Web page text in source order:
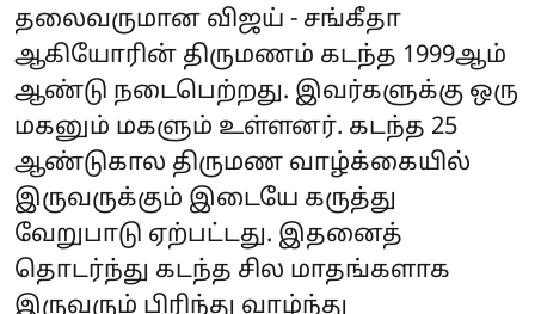
தலைவருமான விஜய் - சங்கீதா
ஆகியோரின் திருமணம் கடந்த 1999ஆம்
ஆண்டு நடைபெற்றது. இவர்களுக்கு ஒரு
மகனும் மகளும் உள்ளனர். கடந்த 25
ஆண்டுகால திருமண வாழ்க்கையில்
இருவருக்கும் இடையே கருத்து
வேறுபாடு ஏற்பட்டது. இதனைத்
தொடர்ந்து கடந்த சில மாதங்களாக
இருவரும் பிரிந்து வாழ்ந்து